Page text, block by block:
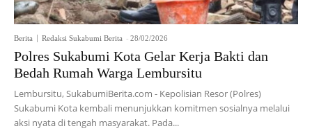
Berita Redaksi Sukabumi Berita - 28/02/2026
Polres Sukabumi Kota Gelar Kerja Bakti dan
Bedah Rumah Warga Lembursitu
Lembursitu, SukabumiBerita.com - Kepolisian Resor (Polres)
Sukabumi Kota kembali menunjukkan komitmen sosialnya melalui
aksi nyata di tengah masyarakat. Pada...